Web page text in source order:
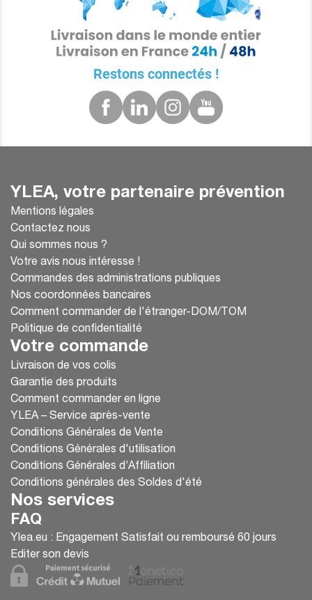
Restons connectés !
YLEA, votre partenaire prévention
Mentions légales
Contactez nous
Qui sommes nous ?
Votre avis nous intéresse !
Commandes des administrations publiques
Nos coordonnées bancaires
Comment commander de l'étranger-DOM/TOM
Politique de confidentialité
Votre commande
Livraison de vos colis
Garantie des produits
Comment commander en ligne
YLEA – Service après-vente
Conditions Générales de Vente
Conditions Générales d'utilisation
Conditions Générales d’Affiliation
Conditions générales des Soldes d'été
Nos services
FAQ
Ylea.eu : Engagement Satisfait ou remboursé 60 jours
Editer son devis